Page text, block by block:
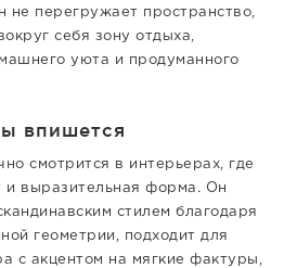
не перегружает пространство,
себя зону отдыха,
уюта и продуманного
впишется
смотрится в интерьерах, где
и выразительная форма. Он
стилем благодаря
геометрии, подходит для
с акцентом на мягкие фактуры,